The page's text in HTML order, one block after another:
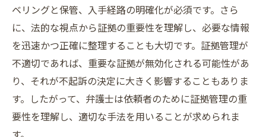
ベリングと保管、入手経路の明確化が必須です。さら
に、法的な視点から証拠の重要性を理解し、必要な情報
を迅速かつ正確に整理することも大切です。証拠管理が
不適切であれば、重要な証拠が無効化される可能性があ
り、それが不起訴の決定に大きく影響することもありま
す。したがって、弁護士は依頼者のために証拠管理の重
要性を理解し、適切な手法を用いることが求められま
す。